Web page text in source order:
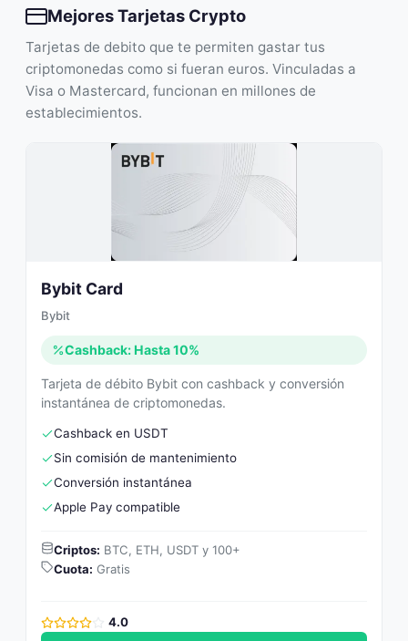
Mejores Tarjetas Crypto
Tarjetas de debito que te permiten gastar tus
criptomonedas como si fueran euros. Vinculadas a
Visa o Mastercard, funcionan en millones de
establecimientos.
Bybit Card
Bybit
Cashback: Hasta 10%
Tarjeta de débito Bybit con cashback y conversión
instantánea de criptomonedas.
Cashback en USDT
Sin comisión de mantenimiento
Conversión instantánea
Apple Pay compatible
Criptos: BTC, ETH, USDT y 100+
Cuota: Gratis
4.0